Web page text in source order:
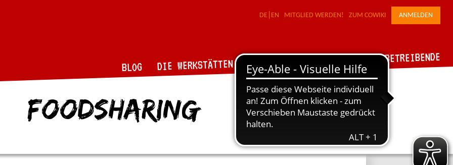
DE EN MITGLIED WERDEN! ZUM COWIKI ANMELDEN
BLOG DIE WERKSTÄTTEN DER VERBUND FÜR WERKSTATTBETREIBENDE
foodsharing